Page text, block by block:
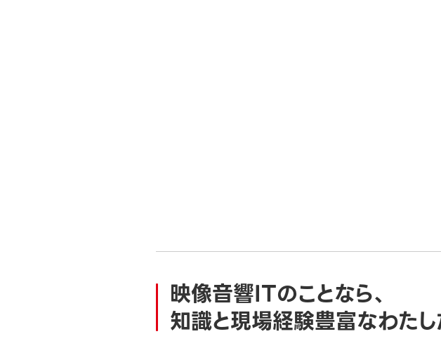
映像音響ITのことなら、
知識と現場経験豊富なわたし